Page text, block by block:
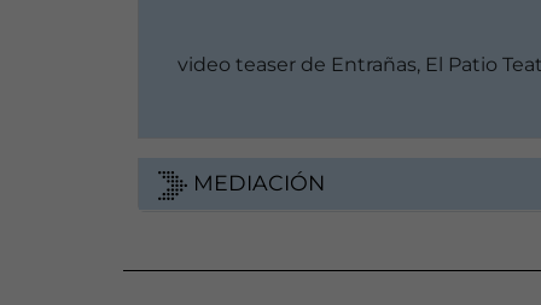
video teaser de Entrañas, El Patio
MEDIACIÓN